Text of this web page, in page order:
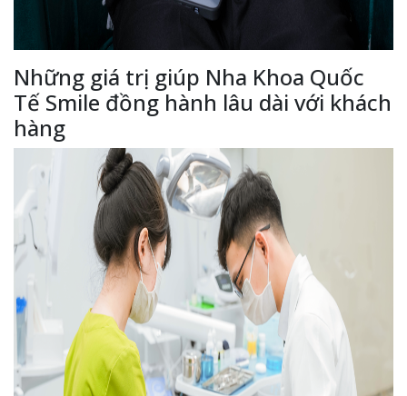
Những giá trị giúp Nha Khoa Quốc
Tế Smile đồng hành lâu dài với khách
hàng